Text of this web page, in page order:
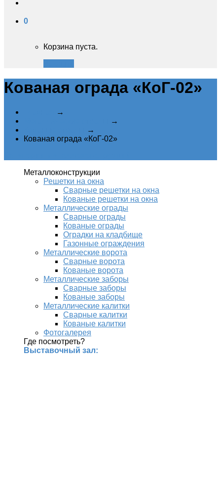
0
Корзина пуста.
Кованая ограда «КоГ-02»
→
→
→
Кованая ограда «КоГ-02»
Металлоконструкции
Решетки на окна
Сварные решетки на окна
Кованые решетки на окна
Металлические ограды
Сварные ограды
Кованые ограды
Оградки на кладбище
Газонные ограждения
Металлические ворота
Сварные ворота
Кованые ворота
Металлические заборы
Сварные заборы
Кованые заборы
Металлические калитки
Сварные калитки
Кованые калитки
Фотогалерея
Где посмотреть?
Выставочный зал: